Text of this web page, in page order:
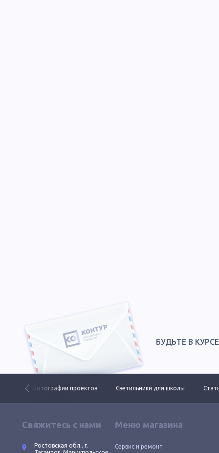
БУДЬТЕ В
Фотографии проектов Светильники для школы
Свяжитесь с нами
Ростовская обл., г.
Меню магазина
Сервис и ремонт